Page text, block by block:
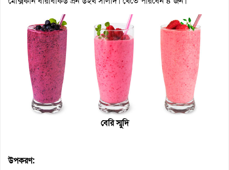
বেরি স্মুদি
উপকরণ: